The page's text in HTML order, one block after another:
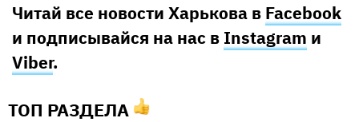
Читай все новости Харькова в Facebook
и подписывайся на нас в Instagram и
Viber.
ТОП РАЗДЕЛА